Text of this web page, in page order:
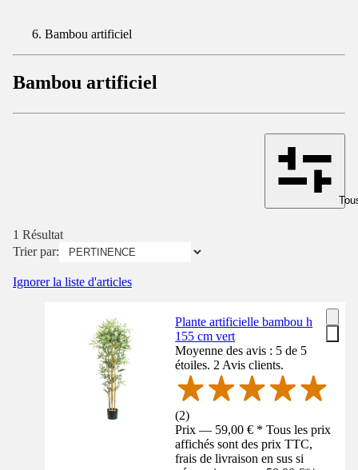
Bambou artificiel
Bambou artificiel
1 Résultat
Trier par:
Ignorer la liste d'articles
Plante artificielle bambou h
155 cm vert
Moyenne des avis : 5 de 5
étoiles. 2 Avis clients.
(2)
Prix — 59,00 € * Tous les prix
affichés sont des prix TTC,
frais de livraison en sus si